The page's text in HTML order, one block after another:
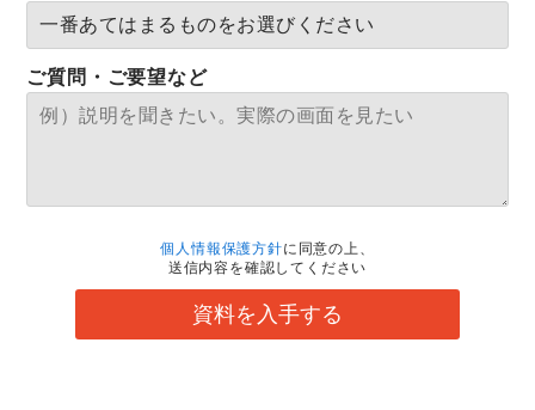
ご質問・ご要望など
個人情報保護方針に同意の上、
送信内容を確認してください
資料を入手する